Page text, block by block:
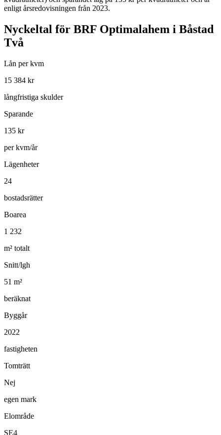
enligt årsredovisningen från 2023.
Nyckeltal för BRF Optimalahem i Båstad
Två
Lån per kvm
15 384 kr
långfristiga skulder
Sparande
135 kr
per kvm/år
Lägenheter
24
bostadsrätter
Boarea
1 232
m² totalt
Snitt/lgh
51 m²
beräknat
Byggår
2022
fastigheten
Tomträtt
Nej
egen mark
Elområde
SE4